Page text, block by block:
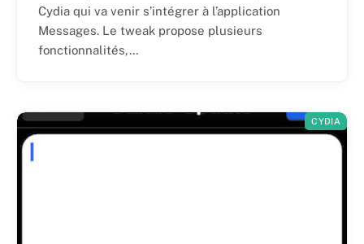
Cydia qui va venir s’intégrer à l’application
Messages. Le tweak propose plusieurs
fonctionnalités,…
CYDIA